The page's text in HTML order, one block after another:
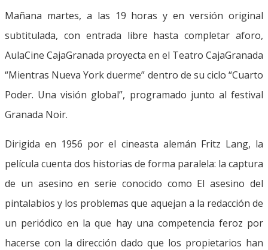
Mañana martes, a las 19 horas y en versión original
subtitulada, con entrada libre hasta completar aforo,
AulaCine CajaGranada proyecta en el Teatro CajaGranada
“Mientras Nueva York duerme” dentro de su ciclo “Cuarto
Poder. Una visión global”, programado junto al festival
Granada Noir.
Dirigida en 1956 por el cineasta alemán Fritz Lang, la
película cuenta dos historias de forma paralela: la captura
de un asesino en serie conocido como El asesino del
pintalabios y los problemas que aquejan a la redacción de
un periódico en la que hay una competencia feroz por
hacerse con la dirección dado que los propietarios han